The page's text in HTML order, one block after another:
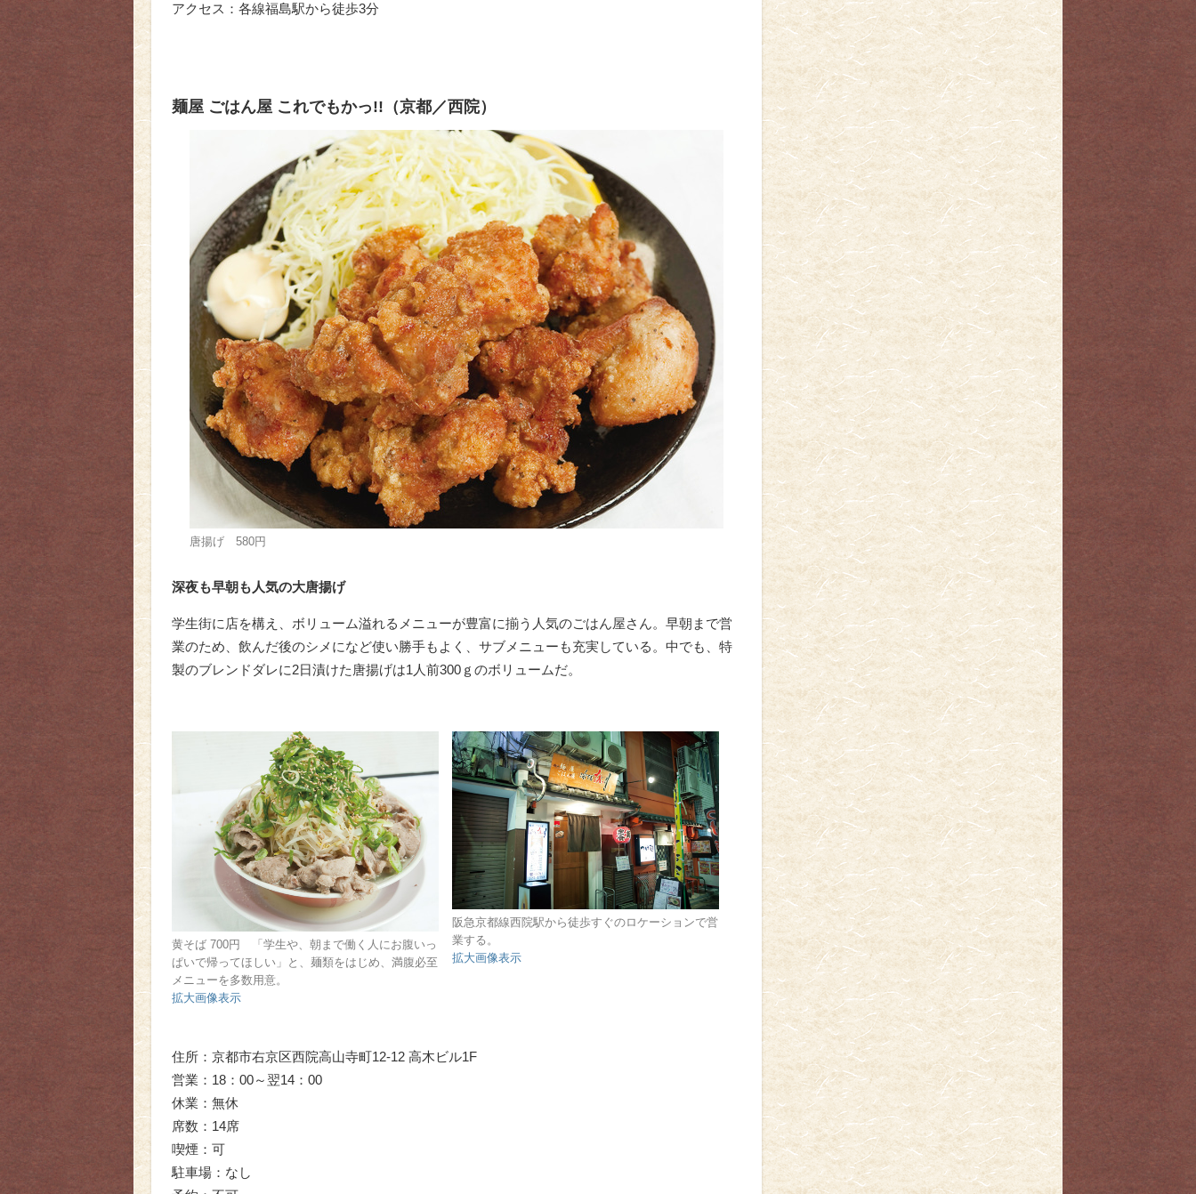
アクセス：各線福島駅から徒歩3分
麺屋 ごはん屋 これでもかっ!!（京都／西院）
唐揚げ 580円
深夜も早朝も人気の大唐揚げ
学生街に店を構え、ボリューム溢れるメニューが豊富に揃う人気のごはん屋さん。早朝まで営
業のため、飲んだ後のシメになど使い勝手もよく、サブメニューも充実している。中でも、特
製のブレンドダレに2日漬けた唐揚げは1人前300ｇのボリュームだ。
黄そば 700円 「学生や、朝まで働く人にお腹いっ
ぱいで帰ってほしい」と、麺類をはじめ、満腹必至
メニューを多数用意。
拡大画像表示
阪急京都線西院駅から徒歩すぐのロケーションで営
業する。
拡大画像表示
住所：京都市右京区西院高山寺町12-12 高木ビル1F
営業：18：00～翌14：00
休業：無休
席数：14席
喫煙：可
駐車場：なし